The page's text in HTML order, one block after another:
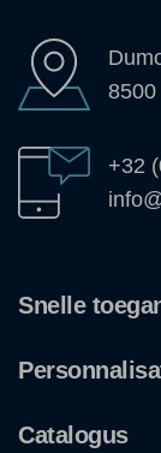
8500
+32
Snelle
Catalogus